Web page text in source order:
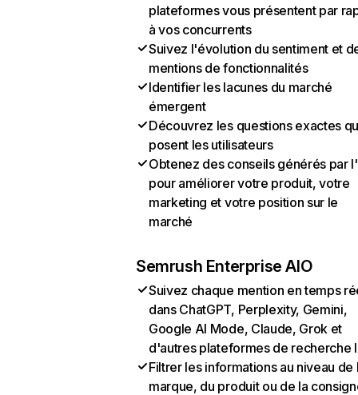
plateformes vous présentent par
à vos concurrents
Suivez l'évolution du sentiment et
mentions de fonctionnalités
Identifier les lacunes du marché
émergent
Découvrez les questions exactes
posent les utilisateurs
Obtenez des conseils générés par
pour améliorer votre produit, votre
marketing et votre position sur le
marché
Semrush Enterprise AIO
Suivez chaque mention en temps
dans ChatGPT, Perplexity, Gemini,
Google AI Mode, Claude, Grok et
d'autres plateformes de recherche
Filtrer les informations au niveau de
marque, du produit ou de la